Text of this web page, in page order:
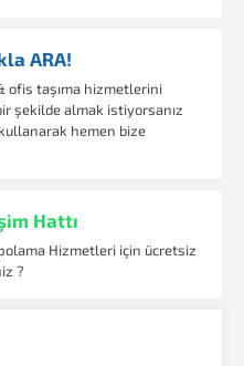
ARA!
ofis taşıma hizmetlerini
şekilde almak istiyorsanız
hemen bize
Hattı
Hizmetleri için ücretsiz
?